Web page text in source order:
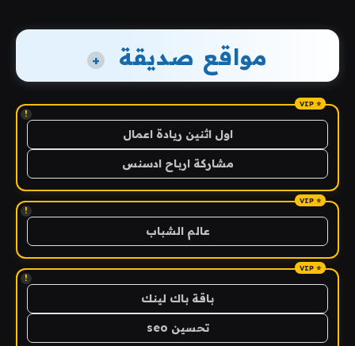
مواقع صديقة +
!
اول اثنين ريادة اعمال
مشاركة ارباح ادسنس
!
عالم الشباب
!
باقة باك لينك
تحسين seo